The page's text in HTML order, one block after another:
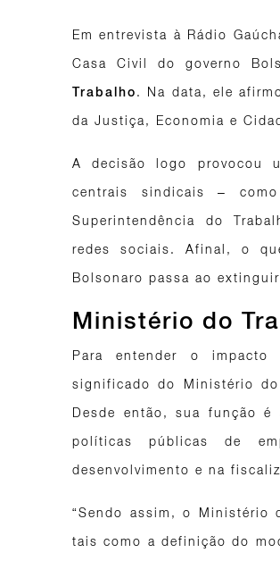
Em entrevista à Rádio
Casa Civil do governo
Trabalho. Na data, ele
da Justiça, Economia e
A decisão logo provocou
centrais sindicais –
Superintendência do
redes sociais. Afinal, o
Bolsonaro passa ao
Ministério do
Para entender o impacto
significado do Ministério
Desde então, sua função é
políticas públicas de
desenvolvimento e na
“Sendo assim, o Ministério
tais como a definição do